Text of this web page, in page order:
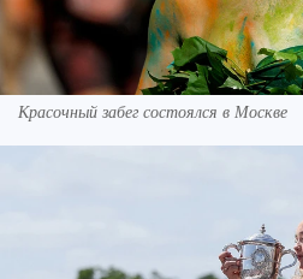
Красочный забег состоялся в Москве